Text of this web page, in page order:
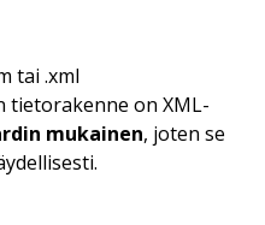
tai .xml
tietorakenne on XML-
mukainen, joten se